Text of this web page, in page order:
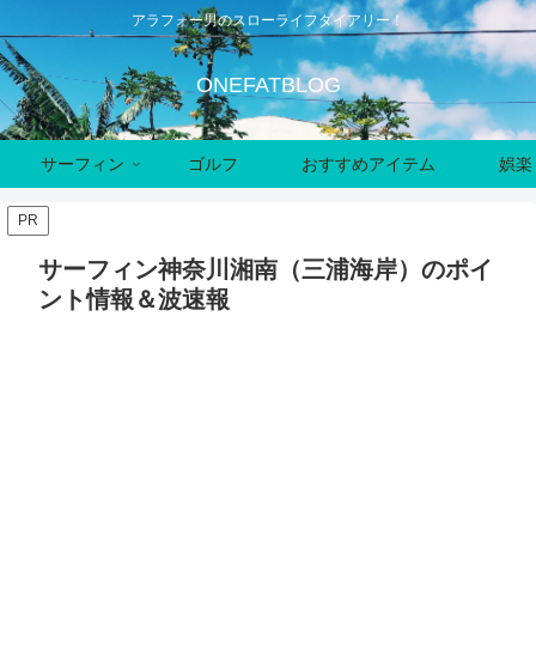
アラフォー男のスローライフダイアリー！
ONEFATBLOG
サーフィン ゴルフ おすすめアイテム 娯
PR
サーフィン神奈川湘南（三浦海岸）のポイ
ント情報＆波速報